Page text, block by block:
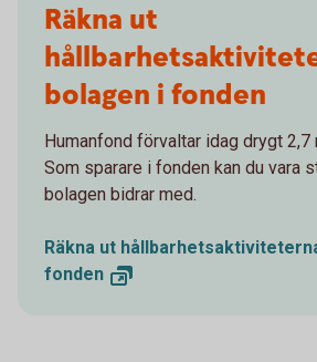
Räkna ut
bolagen i fonden
Humanfond förvaltar idag drygt 2,7
Som sparare i fonden kan du vara
bolagen bidrar med.
Räkna ut
fonden